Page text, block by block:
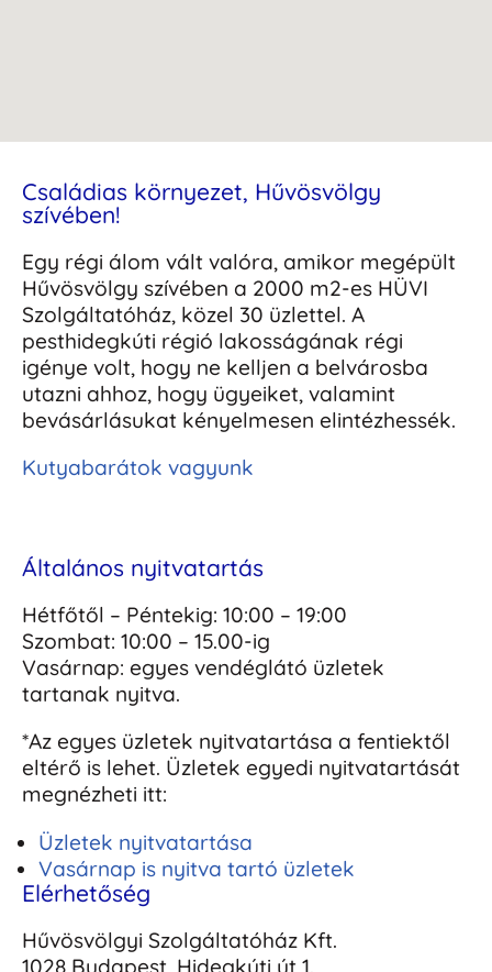
Családias környezet, Hűvösvölgy
szívében!
Egy régi álom vált valóra, amikor megépült
Hűvösvölgy szívében a 2000 m2-es HÜVI
Szolgáltatóház, közel 30 üzlettel. A
pesthidegkúti régió lakosságának régi
igénye volt, hogy ne kelljen a belvárosba
utazni ahhoz, hogy ügyeiket, valamint
bevásárlásukat kényelmesen elintézhessék.
Kutyabarátok vagyunk
Általános nyitvatartás
Hétfőtől – Péntekig: 10:00 – 19:00
Szombat: 10:00 – 15.00-ig
Vasárnap: egyes vendéglátó üzletek
tartanak nyitva.
*Az egyes üzletek nyitvatartása a fentiektől
eltérő is lehet. Üzletek egyedi nyitvatartását
megnézheti itt:
Üzletek nyitvatartása
Vasárnap is nyitva tartó üzletek
Elérhetőség
Hűvösvölgyi Szolgáltatóház Kft.
1028 Budapest, Hidegkúti út 1.